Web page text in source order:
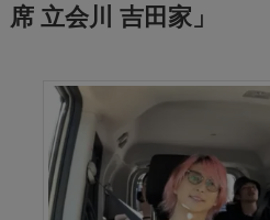
席 立会川 吉田家」